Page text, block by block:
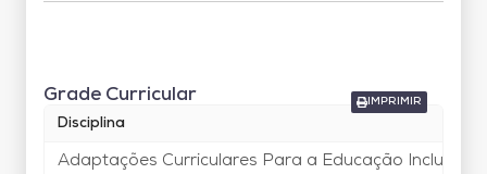
IMPRIMIR
Grade Curricular
Disciplina
Adaptações Curriculares Para a Educação Inclusiva